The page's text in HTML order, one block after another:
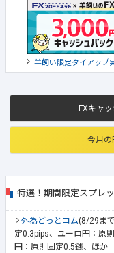
FXキャ
今月の
特選！期間限定スプレ
外為どっとコム(8/29ま
定0.3pips、ユーロ円：原
円：原則固定0.5銭、ほか
羊飼い限定タイアップ